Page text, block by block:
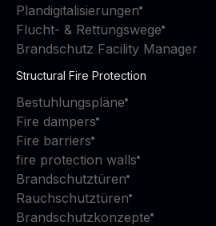
Plandigitalisierungen
Flucht- & Rettungswege
Brandschutz Facility Manager
Structural Fire Protection
Bestuhlungspläne
Fire dampers
Fire barriers
fire protection walls
Brandschutztüren
Rauchschutztüren
Brandschutzkonzepte